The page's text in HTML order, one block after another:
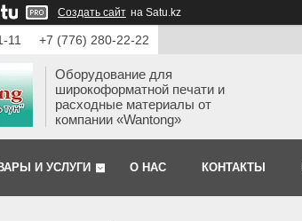
Создать сайт на Satu.kz
11 +7 (776) 280-22-22
Оборудование для
широкоформатной печати и
расходные материалы от
компании «Wantong»
И УСЛУГИ О НАС КОНТАКТЫ